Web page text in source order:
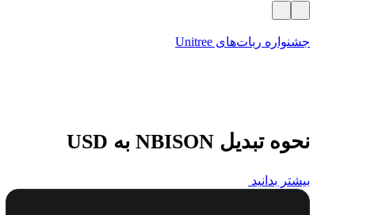
جشنواره ربات‌های Unitree
نحوه تبدیل NBISON به USD
بیشتر بدانید